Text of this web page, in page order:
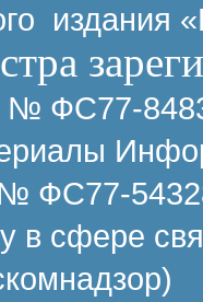
издания
ФС77-
ФС77-
в сфере